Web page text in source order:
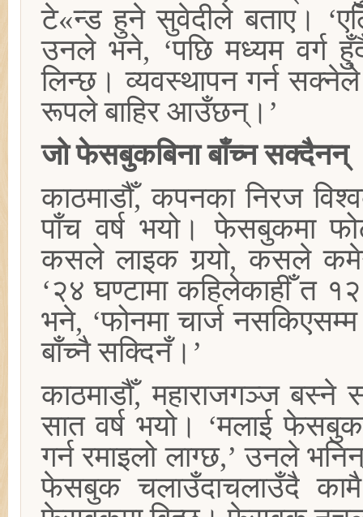
टे«न्ड हुने सुवेदीले बताए।
उनले भने, ‘पछि मध्यम वर्ग
लिन्छ। व्यवस्थापन गर्न
रूपले बाहिर आउँछन्।’
जो फेसबुकबिना बाँच्न सक्दैनन्
काठमाडौँ, कपनका निरज
पाँच वर्ष भयो। फेसबुकमा
कसले लाइक गर्‍यो, कसले
‘२४ घण्टामा कहिलेकाहीँ त
भने, ‘फोनमा चार्ज
बाँच्नै सक्दिनँ।’
काठमाडौँ, महाराजगञ्ज
सात वर्ष भयो। ‘मलाई
गर्न रमाइलो लाग्छ,’ उनले
फेसबुक चलाउँदाचलाउँदै कामै